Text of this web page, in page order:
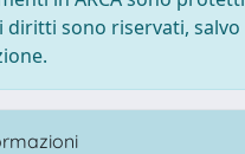
diritti sono riservati, salvo